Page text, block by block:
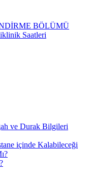
BÖLÜMÜ
Saatleri
ve Durak Bilgileri
içinde Kalabileceği